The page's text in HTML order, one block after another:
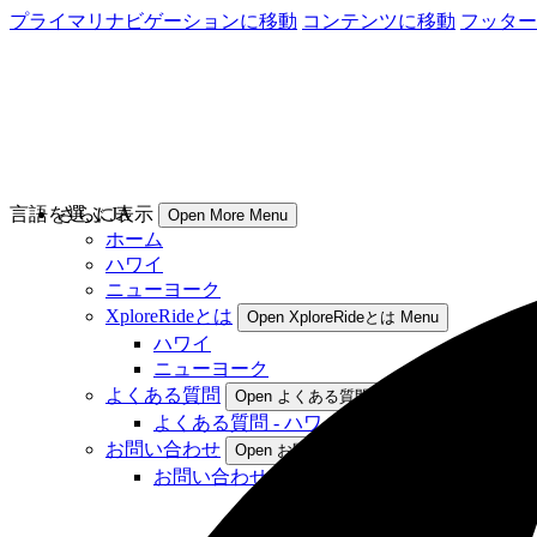
プライマリナビゲーションに移動 コンテンツに移動 フッタ
さらに表示 Open More Menu
ホーム
ハワイ
ニューヨーク
XploreRideとは
Open XploreRideとは Menu
ハワイ
ニューヨーク
よくある質問
Open よくある質問 Menu
よくある質問 - ハワイ
お問い合わせ
Open お問い合わせ Menu
お問い合わせ- ハワイ
言語を選ぶ JA